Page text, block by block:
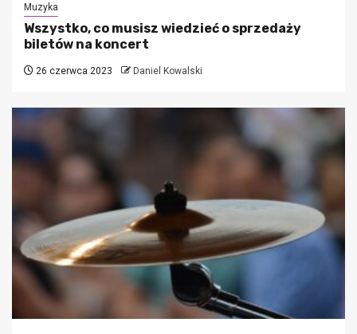
Muzyka
Wszystko, co musisz wiedzieć o sprzedaży
biletów na koncert
26 czerwca 2023 Daniel Kowalski